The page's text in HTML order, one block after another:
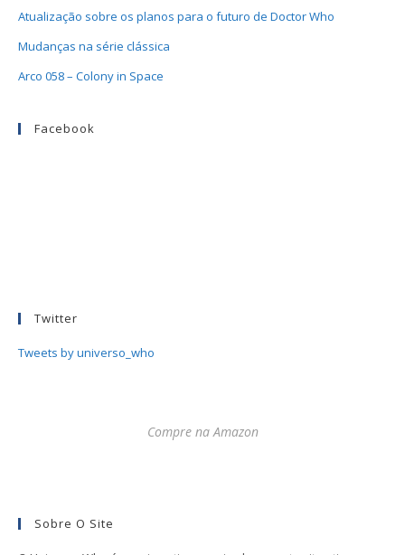
Atualização sobre os planos para o futuro de Doctor Who
Mudanças na série clássica
Arco 058 – Colony in Space
Facebook
Twitter
Tweets by universo_who
Compre na Amazon
Sobre O Site